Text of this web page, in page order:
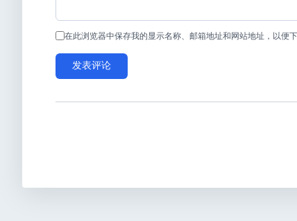
在此浏览器中保存我的显示名称、邮箱地址和网站地址，以便下